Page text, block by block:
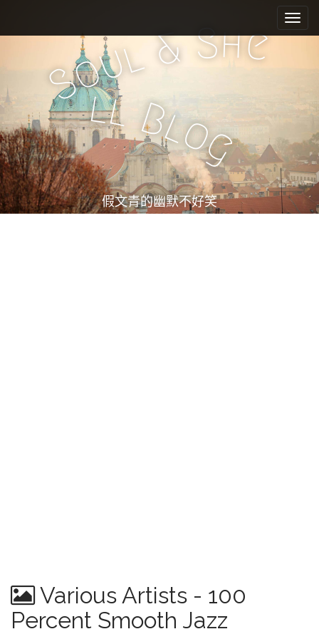
e
n
u
i
c
n
t
e
n
t
S
oul&She
ll Blog
假文青的幽默不好笑
Various Artists - 100
Percent Smooth Jazz